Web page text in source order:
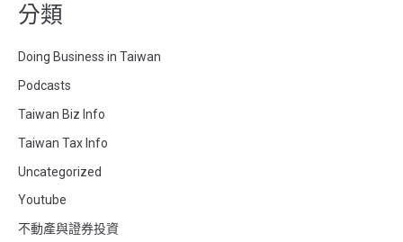
分類
Doing Business in Taiwan
Podcasts
Taiwan Biz Info
Taiwan Tax Info
Uncategorized
Youtube
不動產與證券投資